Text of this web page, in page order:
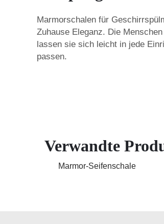
Marmorschalen für
Zuhause Eleganz. Die
lassen sie sich leicht in jede
passen.
Verwandte
Marmor-Seifenschale